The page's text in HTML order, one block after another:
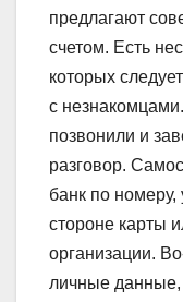
предлагают
счетом. Есть
которых
с
позвонили и
разговор.
банк по номеру,
стороне карты
организации.
личные данные,